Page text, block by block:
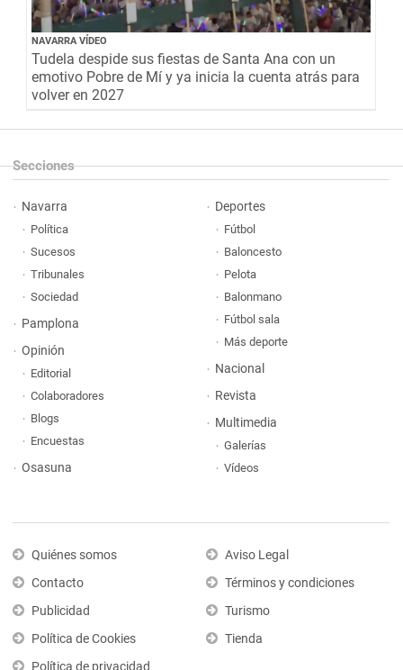
NAVARRA VÍDEO
Tudela despide sus fiestas de Santa Ana con un
emotivo Pobre de Mí y ya inicia la cuenta atrás para
volver en 2027
Secciones
Navarra
Política
Sucesos
Tribunales
Sociedad
Pamplona
Opinión
Editorial
Colaboradores
Blogs
Encuestas
Osasuna
Deportes
Fútbol
Baloncesto
Pelota
Balonmano
Fútbol sala
Más deporte
Nacional
Revista
Multimedia
Galerías
Vídeos
Quiénes somos
Contacto
Publicidad
Política de Cookies
Política de privacidad
Aviso Legal
Términos y condiciones
Turismo
Tienda